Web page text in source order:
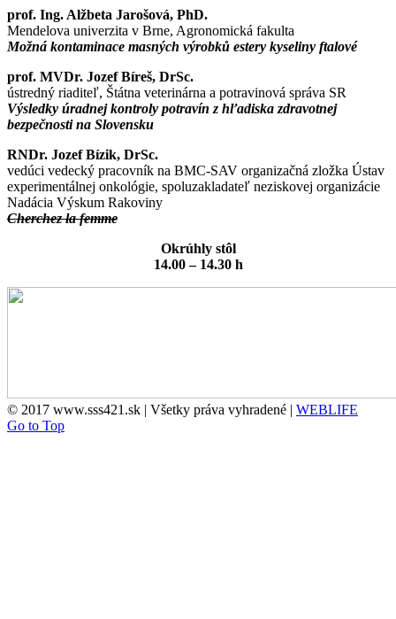
prof. Ing. Alžbeta Jarošová, PhD.
Mendelova univerzita v Brne, Agronomická fakulta
Možná kontaminace masných výrobků estery kyseliny ftalové
prof. MVDr. Jozef Bíreš, DrSc.
ústredný riaditeľ, Štátna veterinárna a potravinová správa SR
Výsledky úradnej kontroly potravín z hľadiska zdravotnej
bezpečnosti na Slovensku
RNDr. Jozef Bízik, DrSc.
vedúci vedecký pracovník na BMC-SAV organizačná zložka Ústav
experimentálnej onkológie, spoluzakladateľ neziskovej organizácie
Nadácia Výskum Rakoviny
Cherchez la femme
Okrúhly stôl
14.00 – 14.30 h
© 2017 www.sss421.sk | Všetky práva vyhradené | WEBLIFE
Go to Top